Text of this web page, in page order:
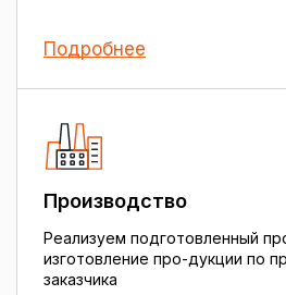
Подробнее
Производство
Реализуем подготовленный
изготовление про-дукции по
заказчика